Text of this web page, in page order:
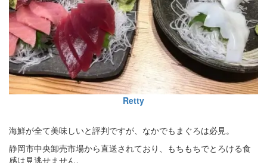
Retty
海鮮が全て美味しいと評判ですが、なかでもまぐろは必見。
静岡市中央卸売市場から直送されており、もちもちでとろける食
感は見逃せません。